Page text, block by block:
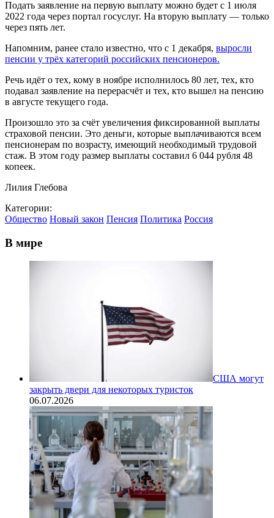
Подать заявление на первую выплату можно будет с 1 июля
2022 года через портал госуслуг. На вторую выплату — только
через пять лет.
Напомним, ранее стало известно, что с 1 декабря, выросли
пенсии у трёх категорий российских пенсионеров.
Речь идёт о тех, кому в ноябре исполнилось 80 лет, тех, кто
подавал заявление на перерасчёт и тех, кто вышел на пенсию
в августе текущего года.
Произошло это за счёт увеличения фиксированной выплаты
страховой пенсии. Это деньги, которые выплачиваются всем
пенсионерам по возрасту, имеющий необходимый трудовой
стаж. В этом году размер выплаты составил 6 044 рубля 48
копеек.
Лилия Глебова
Категории:
Общество Новый закон Пенсия Политика Россия
В мире
США могут
закрыть двери для некоторых туристок
06.07.2026